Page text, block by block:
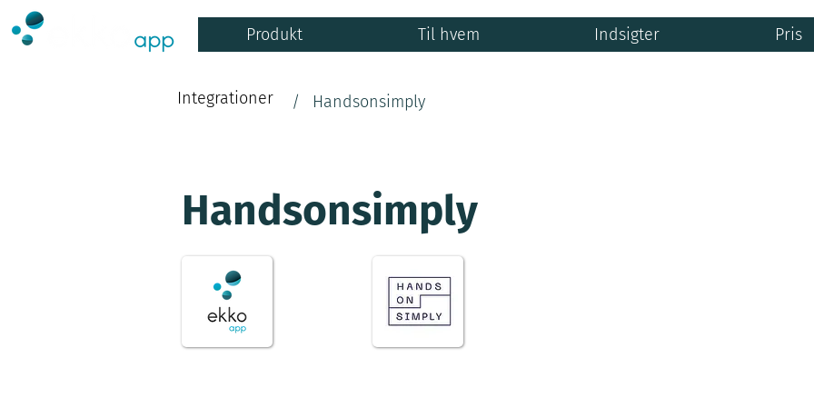
Produkt Til hvem Indsigter Pris
Integrationer / Handsonsimply
Handsonsimply